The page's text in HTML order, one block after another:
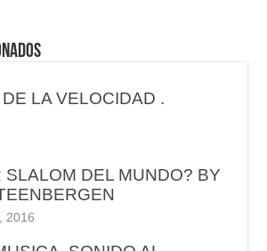
LA VELOCIDAD .
SLALOM DEL MUNDO? BY
2016